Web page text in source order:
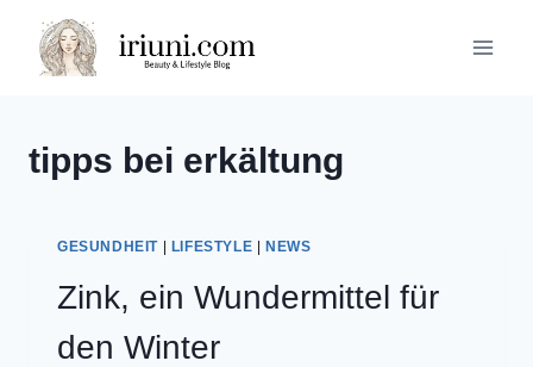
Inhalt
springen
tipps bei erkältung
GESUNDHEIT| LIFESTYLE NEWS
Zink, ein Wundermittel für
den Winter